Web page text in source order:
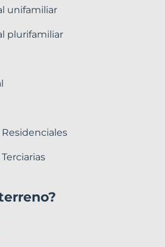
unifamiliar
plurifamiliar
Residenciales